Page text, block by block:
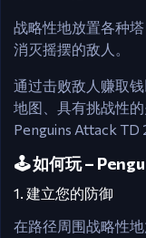
战略性地放置各种
消灭摇摆的敌人。
通过击败敌人赚取
地图、具有挑战性
Penguins Attack TD
🕹️ 如何玩 –
1. 建立您的防御
在路径周围战略性